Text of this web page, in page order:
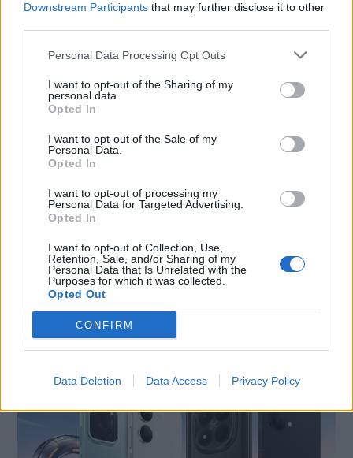
Downstream Participants that may further disclose it to other
Personal Data Processing Opt Outs
I want to opt-out of the Sharing of my
personal data.
Opted In
I want to opt-out of the Sale of my
Personal Data.
Opted In
I want to opt-out of processing my
Personal Data for Targeted Advertising.
Opted In
I want to opt-out of Collection, Use,
Retention, Sale, and/or Sharing of my
Personal Data that Is Unrelated with the
Purposes for which it was collected.
Opted Out
CONFIRM
Data Deletion Data Access Privacy Policy
SMARTPHONE E NON SOLO: TECNOGAZZETTA
POCO FESTEGGIA IL SUO OTTAVO COMPLEANNO
CON SCONTI E OFFERTE SPECIALI